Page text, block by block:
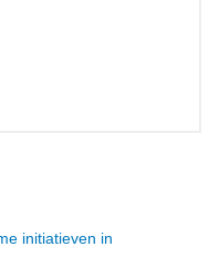
initiatieven in